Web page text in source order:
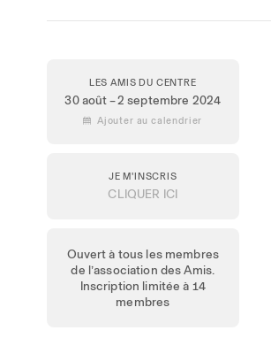
LES AMIS DU CENTRE
30 août – 2 septembre 2024
 Ajouter au calendrier
JE M'INSCRIS
CLIQUER ICI
Ouvert à tous les membres
de l’association des Amis.
Inscription limitée à 14
membres